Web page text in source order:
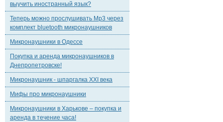
выучить иностранный язык?
Теперь можно прослушивать Mp3 через
комплект bluetooth микронаушников
Микронаушники в Одессе
Покупка и аренда микронаушников в
Днепропетровске!
Микронаушник - шпаргалка XXI века
Мифы про микронаушники
Микронаушники в Харькове – покупка и
аренда в течение часа!